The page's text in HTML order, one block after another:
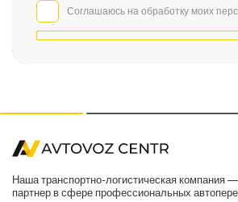
Соглашаюсь на обработку моих
Наша транспортно-логистическая компания
партнер в сфере профессиональных